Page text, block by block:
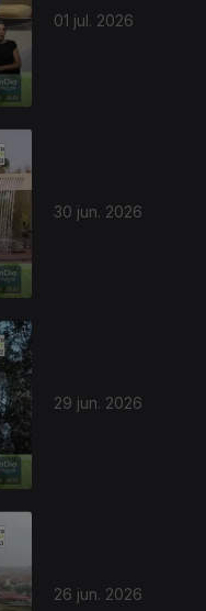
01 jul. 2026
30 jun. 2026
29 jun. 2026
26 jun. 2026